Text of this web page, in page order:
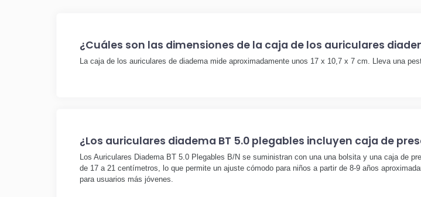
¿Cuáles son las dimensiones de la caja de los auriculares
La caja de los auriculares de diadema mide aproximadamente unos 17 x 10,7 x 7 cm. Lleva una
¿Los auriculares diadema BT 5.0 plegables incluyen caja de
Los Auriculares Diadema BT 5.0 Plegables B/N se suministran con una una bolsita y una caja de
de 17 a 21 centímetros, lo que permite un ajuste cómodo para niños a partir de 8-9 años
para usuarios más jóvenes.